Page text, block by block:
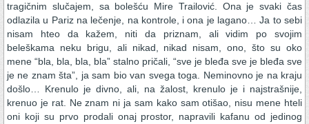
tragičnim slučajem, sa bolešću Mire Trailović. Ona je svaki čas
odlazila u Pariz na lečenje, na kontrole, i ona je lagano… Ja to sebi
nisam hteo da kažem, niti da priznam, ali vidim po svojim
beleškama neku brigu, ali nikad, nikad nisam, ono, što su oko
mene “bla, bla, bla, bla” stalno pričali, “sve je bleđa sve je bleđa sve
je ne znam šta”, ja sam bio van svega toga. Neminovno je na kraju
došlo… Krenulo je divno, ali, na žalost, krenulo je i najstrašnije,
krenuo je rat. Ne znam ni ja sam kako sam otišao, nisu mene hteli
oni koji su prvo prodali onaj prostor, napravili kafanu od jedinog